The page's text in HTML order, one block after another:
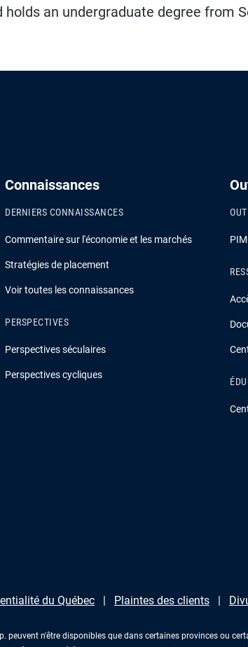
an undergraduate degree from
Connaissances
DERNIERS CONNAISSANCES
Commentaire sur l'économie et les marchés
Stratégies de placement
Voir toutes les connaissances
PERSPECTIVES
Perspectives séculaires
Perspectives cycliques
du Québec Plaintes des clients
peuvent n'être disponibles que dans certaines provinces ou